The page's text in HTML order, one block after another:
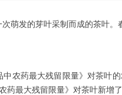
萌发的芽叶采制而成的茶叶。
农药最大残留限量》对茶叶的
药最大残留限量》对茶叶新增